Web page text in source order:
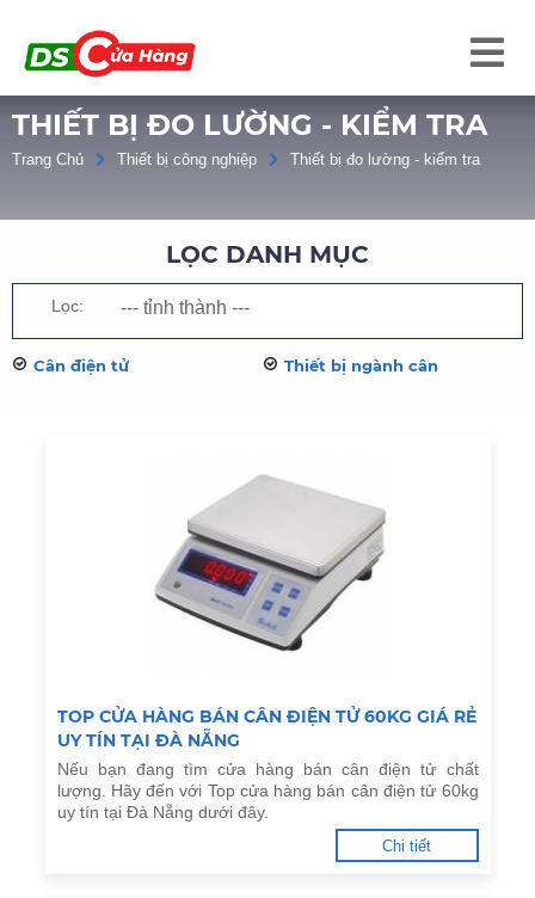
THIẾT BỊ ĐO LƯỜNG - KIỂM TRA
Trang Chủ Thiết bị công nghiệp Thiết bị đo lường - kiểm tra
LỌC DANH MỤC
Lọc:
Cân điện tử Thiết bị ngành cân
TOP CỬA HÀNG BÁN CÂN ĐIỆN TỬ 60KG GIÁ RẺ
UY TÍN TẠI ĐÀ NẴNG
Nếu bạn đang tìm cửa hàng bán cân điện tử chất
lượng. Hãy đến với Top cửa hàng bán cân điện tử 60kg
uy tín tại Đà Nẵng dưới đây.
Chi tiết